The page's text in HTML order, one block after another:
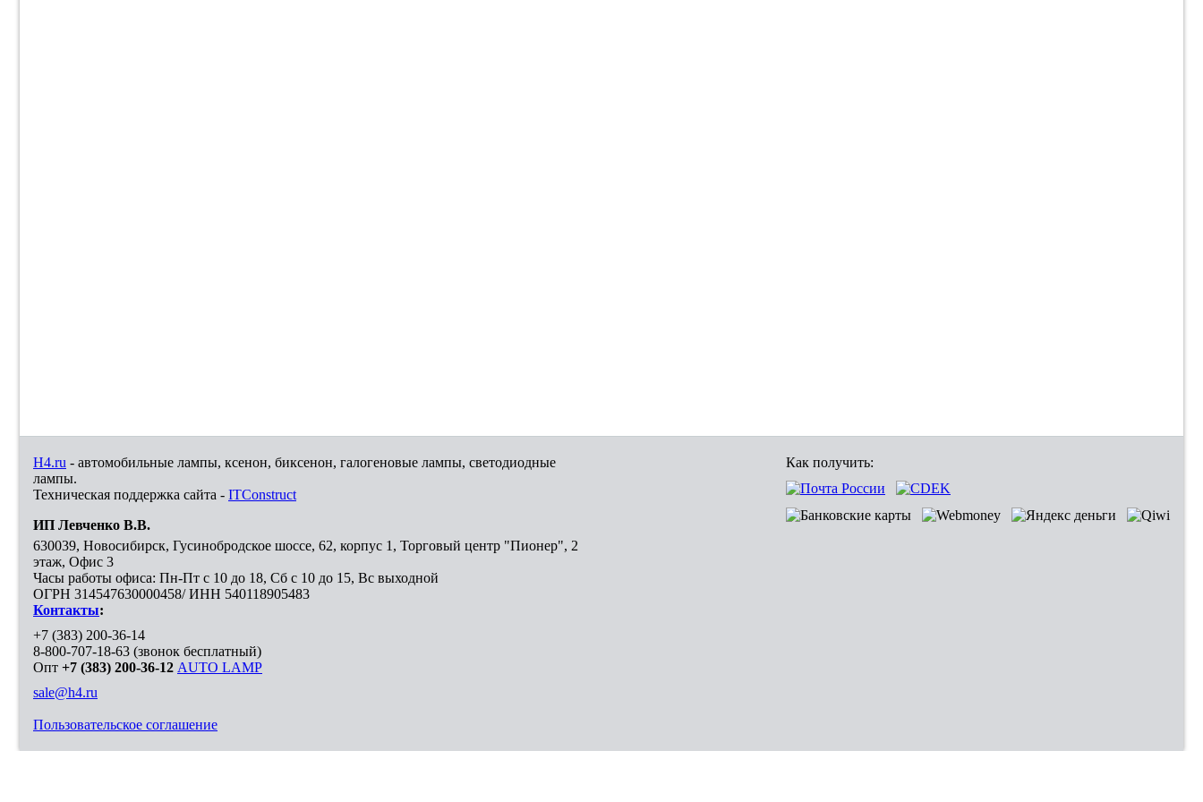
H4.ru - автомобильные лампы, ксенон, биксенон, галогеновые лампы, светодиодные
лампы.
Техническая поддержка сайта - ITConstruct
ИП Левченко В.В.
630039, Новосибирск, Гусинобродское шоссе, 62, корпус 1, Торговый центр "Пионер", 2
этаж, Офис 3
Часы работы офиса: Пн-Пт с 10 до 18, Сб с 10 до 15, Вс выходной
ОГРН 314547630000458/ ИНН 540118905483
Контакты:
+7 (383) 200-36-14
8-800-707-18-63 (звонок бесплатный)
Опт +7 (383) 200-36-12 AUTO LAMP
sale@h4.ru
Пользовательское соглашение
Как получить: